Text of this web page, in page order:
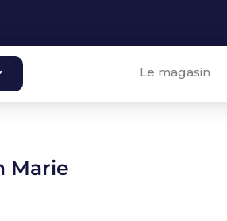
Le magasin
Marie